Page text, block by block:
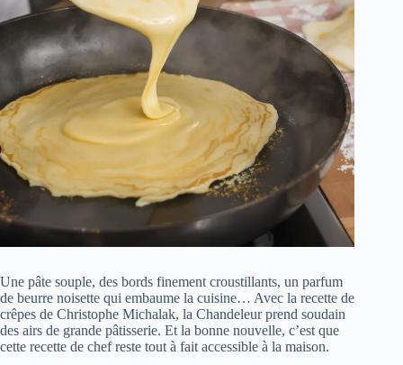
Une pâte souple, des bords finement croustillants, un parfum
de beurre noisette qui embaume la cuisine… Avec la recette de
crêpes de Christophe Michalak, la Chandeleur prend soudain
des airs de grande pâtisserie. Et la bonne nouvelle, c’est que
cette recette de chef reste tout à fait accessible à la maison.